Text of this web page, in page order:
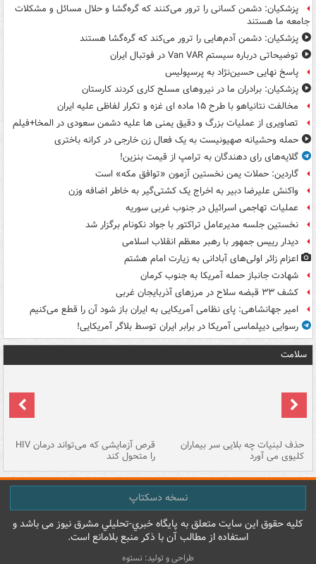
پزشکیان: دشمن کسانی را ترور می‌کنند که گره‌گشا و حلال مسائل و مشکلات
جامعه ما هستند
پزشکیان: دشمن آدم‌هایی را ترور می‌کند که گره‌گشا هستند
توضیحاتی درباره سیستم Van VAR در فوتبال ایران
پاسخ نهایی حسین‌نژاد به پرسپولیس
پزشکیان: برادران ما در نیروهای مسلح کاری کردند کارستان
مخالفت نتانیاهو با طرح ۱۵ ماده ای غزه و تکرار لفاظی علیه ایران
تصاویری از عملیات بزرگ و دقیق یمنی ها علیه دشمن سعودی در المخا+فیلم
حمله وحشیانه صهیونیست به یک فعال زن خارجی در کرانه باختری
گلایه‌های رای دهندگان به ترامپ از قیمت بنزین!
گاردین: حملات یمن نخستین آزمون «توافق مکه» است
واکنش علیرضا دبیر به اخراج یک کشتی‌گیر به خاطر اضافه وزن
عملیات تهاجمی اسرائیل در جنوب غربی سوریه
نخستین جلسه مدیرعامل تراکتور با جواد نکونام برگزار شد
دیدار رییس جمهور با رهبر معظم انقلاب اسلامی
اعزام زائر اولی‌های آبادانی به زیارت امام هشتم
شهادت جانباز حمله آمریکا به جنوب کرمان
کشف ۳۳ قبضه سلاح در مرزهای آذربایجان غربی
امیر جهانشاهی: پای نظامی آمریکایی به ایران باز شود آن را قطع می‌کنیم
رسوایی دیپلماسی آمریکا در برابر ایران توسط بلاگر آمریکایی!
سلامت
حذف لبنیات چه بلایی سر بیماران
کلیوی می آورد
قرص آزمایشی که می‌تواند درمان HIV
را متحول کند
نسخه دسکتاپ
کليه حقوق اين سايت متعلق به پایگاه خبري-تحليلي مشرق نيوز می باشد و
استفاده از مطالب آن با ذکر منبع بلامانع است.
طراحی و تولید: نستوه